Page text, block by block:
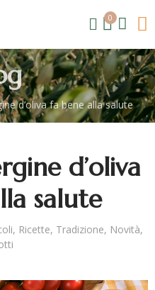
0
d’oliva fa bene alla salute
d’oliva
salute
, Ricette, Tradizione, Novità,